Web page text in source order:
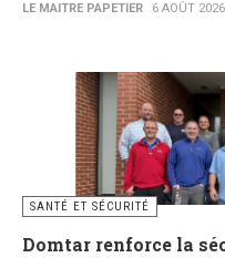
LE MAITRE PAPETIER 6 AOÛT 2026
SANTÉ ET SÉCURITÉ
Domtar renforce la